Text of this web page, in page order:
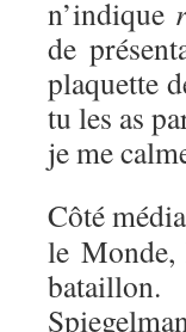
n’indique
de
plaquette
tu les as
je me
Côté
le